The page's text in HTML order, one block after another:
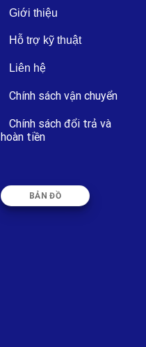
Giới thiệu
Hỗ trợ kỹ thuật
Liên hệ
Chính sách vận chuyển
Chính sách đổi trả và
hoàn tiền
BẢN ĐỒ